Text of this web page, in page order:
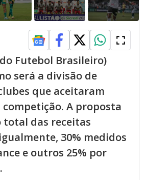
Futebol Brasileiro)
será a divisão de
que aceitaram
A proposta
total das receitas
30% medidos
e outros 25% por